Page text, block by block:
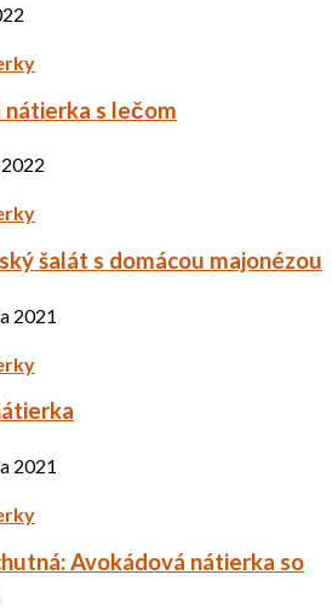
nátierka s lečom
šalát s domácou majonézou
2021
2021
Avokádová nátierka so